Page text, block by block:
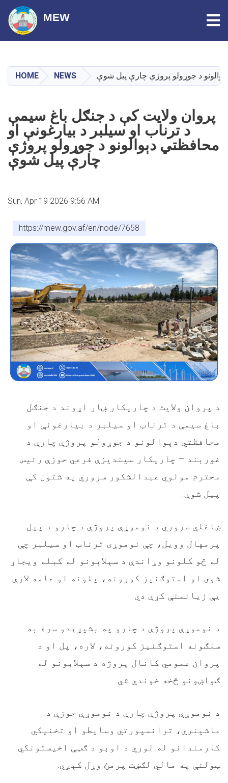
main
content
MEW
HOME NEWS د جوړولو پروژې چارې پیل شوې
پروان ولایت کې د جنګل باغ سیمې
د ترناب او سیلبر د بیارغونې او
محافظتي دېوالونو د جوړولو پروژې
چارې پیل شوې
Sun, Apr 19 2026 9:56 AM
https://mew.gov.af/en/node/7658
د پروان ولایت د چاریکار ښار اړوند د جنګل
باغ سیمې د ترناب او سیلبر د بیارغونې او
محافظتي دېوالونو د جوړولو پروژې چارې د
غوربند – چاریکار سیندیزې فرعي حوزې رئيس
محترم مولوي عبدالشکور سروري په شتون کې
پیل شوې.
ښاغلي سروري د نوموړې پروژې د چارو د پیل
پرمهال وویل، چې نوموړی ترناب او سیلبر چې
له څو کلونو وړاندې د سېلابونو له کبله ویجاړ
شوی او استوګنیز کورونه، پلونه او عامه لارې
یې زیانمنې کړې دي.
د نوموړې پروژې د چارو په بشپړېدو سره به
سلګونه استوګنیز کورونه، لاره، پل او د
پروان عمومي کانال پروژه د سېلابونو له
ګواښونو څخه خوندي شي.
د نوموړې پروژې چارې د نوموړې حوزې د
ماشینري، ترانسپورتي وسایطو او تخنیکي
کارمندانو له لوري د اوبو د ګټې اخیستونکي
ټولنې په مالي لګښت پرمخ وړل کېږي.